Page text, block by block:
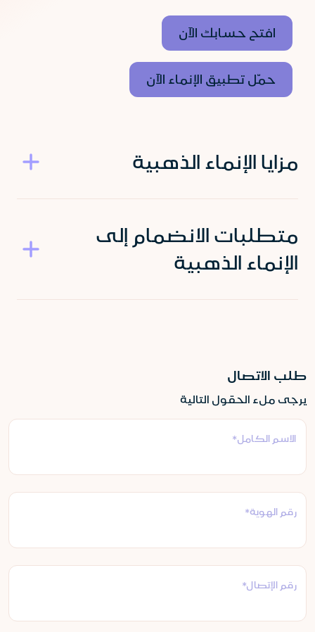
افتح حسابك الآن
حمّل تطبيق الإنماء الآن
مزايا الإنماء الذهبية
متطلبات الانضمام إلى
الإنماء الذهبية
طلب الاتصال
يرجى ملء الحقول التالية
الاسم الكامل*
رقم الهوية*
رقم الإتصال*